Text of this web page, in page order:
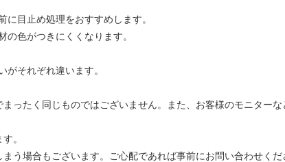
目止め処理をおすすめします。
色がつきにくくなります。
それぞれ違います。
ったく同じものではございません。また、お客様のモニター
。
う場合もございます。ご心配であれば事前にお問い合わせくだ